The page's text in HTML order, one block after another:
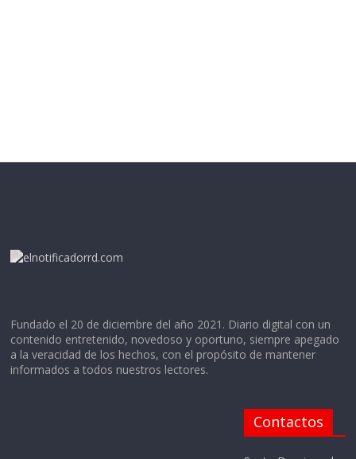
Fundado el 20 de diciembre del año 2021. Diario digital con un
contenido entretenido, novedoso y oportuno, siempre apegado
a la veracidad de los hechos, con el propósito de mantener
informados a todos nuestros lectores.
Contactos